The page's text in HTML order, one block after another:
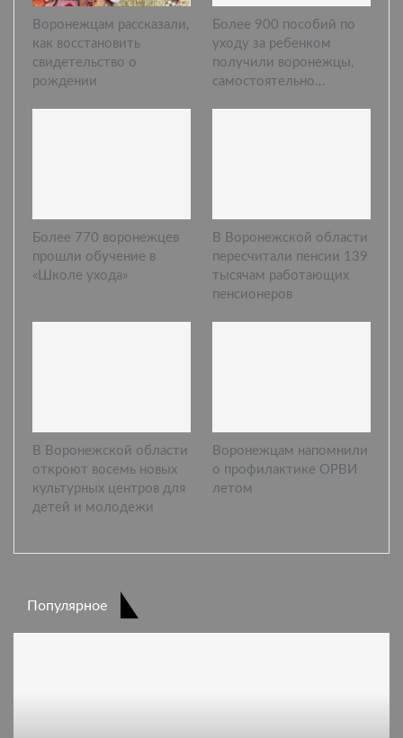
Воронежцам рассказали,
как восстановить
свидетельство о
рождении
Более 900 пособий по
уходу за ребенком
получили воронежцы,
самостоятельно…
Более 770 воронежцев
прошли обучение в
«Школе ухода»
В Воронежской области
пересчитали пенсии 139
тысячам работающих
пенсионеров
В Воронежской области
откроют восемь новых
культурных центров для
детей и молодежи
Воронежцам напомнили
о профилактике ОРВИ
летом
Популярное